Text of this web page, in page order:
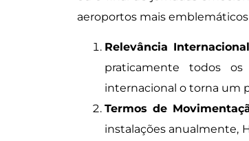
aeroportos mais
Relevância
praticamente todos
internacional o torna um
Termos de
instalações anualmente,